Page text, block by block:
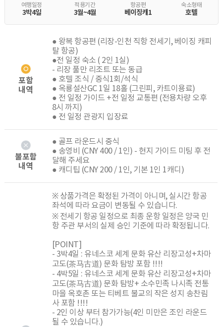
여행일정
3박4일
적용기간
3월~4월
항공편
베이징캐1
숙소형태
호텔
포함
내역
● 왕복 항공편 (리장-인천 직항 전세기, 베이징 캐피
탈 항공)
●전 일정 숙소 ( 2인 1실)
- 리장 풀만 리조트 또는 동급
● 호텔 조식 / 중식1회/석식
● 옥룡설산GC 1일 18홀 (그린피, 카트이용료)
● 전 일정 가이드 +전 일정 교통편 (전용차량 오후
8시 까지)
● 전 일정 관광지 입장료
불포함
내역
● 골프 라운드시 중식
● 송영비 (CNY 400 / 1인) - 현지 가이드 미팅 후 전
달해 주세요
● 캐디팁 (CNY 200 / 1인, 기본 1인 1캐디)
※ 상품가격은 확정된 가격이 아니며, 실시간 항공
좌석에 따라 요금이 변동될 수 있습니다.
※ 전세기 항공 일정으로 최종 운항 일정은 양국 민
항 주관 부서의 실제 승인 기준에 따라 확정됩니다.
[POINT]
- 3박4일 : 유네스코 세계 문화 유산 리장고성+차마
고도(茶⻢古道) 문화 탐방 포함 !!!!
- 4박5일 : 유네스코 세계 문화 유산 리장고성+차마
고도(茶⻢古道) 문화 탐방+ 소수민족 나시족 전통
마을 옥호촌 또는 티베트 불교의 작은 성지 송찬림
사 포함 !!!!
- 2인 이상 부터 참가가능(4인 미만은 조인 라운드
될 수 있습니다.)